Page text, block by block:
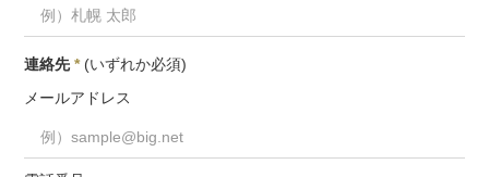
連絡先* (いずれか必須)
メールアドレス